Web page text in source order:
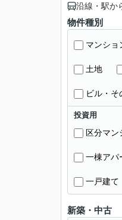
沿線・駅か
物件種別
マンショ
土地
ビル・そ
投資用
区分マン
一棟アパ
一戸建て
新築・中古